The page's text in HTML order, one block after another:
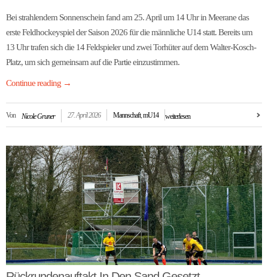
Bei strahlendem Sonnenschein fand am 25. April um 14 Uhr in Meerane das
erste Feldhockeyspiel der Saison 2026 für die männliche U14 statt. Bereits um
13 Uhr trafen sich die 14 Feldspieler und zwei Torhüter auf dem Walter-Kosch-
Platz, um sich gemeinsam auf die Partie einzustimmen.
Continue reading →
Von Nicole Gruner 27. April 2026 Mannschaft,mU14 weiterlesen